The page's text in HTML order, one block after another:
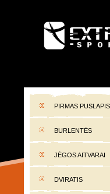
PIRMAS PUSLAPIS
BURLENTĖS
JĖGOS AITVARAI
DVIRATIS